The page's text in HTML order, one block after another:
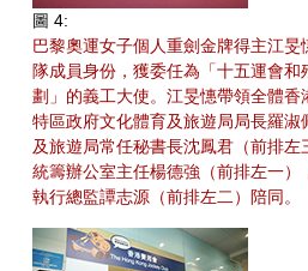
圖 4:
巴黎奧運女子個人重劍金牌得主江
隊成員身份，獲委任為「十五運會
劃」的義工大使。江旻憓帶領全體
特區政府文化體育及旅遊局局長羅
及旅遊局常任秘書長沈鳳君（前排
統籌辦公室主任楊德強（前排左一）
執行總監譚志源（前排左二）陪同。